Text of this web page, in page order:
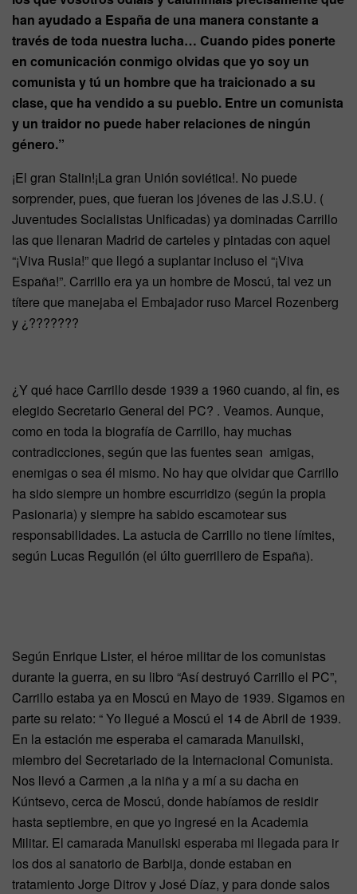
han ayudado a España de una manera constante a
través de toda nuestra lucha… Cuando pides ponerte
en comunicación conmigo olvidas que yo soy un
comunista y tú un hombre que ha traicionado a su
clase, que ha vendido a su pueblo. Entre un comunista
y un traidor no puede haber relaciones de ningún
género.”
¡El gran Stalin!¡La gran Unión soviética!. No puede
sorprender, pues, que fueran los jóvenes de las J.S.U. (
Juventudes Socialistas Unificadas) ya dominadas Carrillo
las que llenaran Madrid de carteles y pintadas con aquel
“¡Viva Rusia!” que llegó a suplantar incluso el “¡Viva
España!”. Carrillo era ya un hombre de Moscú, tal vez un
títere que manejaba el Embajador ruso Marcel Rozenberg
y ¿???????
¿Y qué hace Carrillo desde 1939 a 1960 cuando, al fin, es
elegido Secretario General del PC? . Veamos. Aunque,
como en toda la biografía de Carrillo, hay muchas
contradicciones, según que las fuentes sean amigas,
enemigas o sea él mismo. No hay que olvidar que Carrillo
ha sido siempre un hombre escurridizo (según la propia
Pasionaria) y siempre ha sabido escamotear sus
responsabilidades. La astucia de Carrillo no tiene límites,
según Lucas Reguilón (el últo guerrillero de España).
Según Enrique Lister, el héroe militar de los comunistas
durante la guerra, en su libro “Así destruyó Carrillo el PC”,
Carrillo estaba ya en Moscú en Mayo de 1939. Sigamos en
parte su relato: “ Yo llegué a Moscú el 14 de Abril de 1939.
En la estación me esperaba el camarada Manuilski,
miembro del Secretariado de la Internacional Comunista.
Nos llevó a Carmen ,a la niña y a mí a su dacha en
Kúntsevo, cerca de Moscú, donde habíamos de residir
hasta septiembre, en que yo ingresé en la Academia
Militar. El camarada Manuilski esperaba mi llegada para ir
los dos al sanatorio de Barbija, donde estaban en
tratamiento Jorge Ditrov y José Díaz, y para donde salos